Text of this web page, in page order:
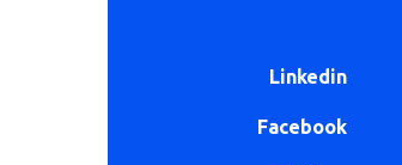
Linkedin
Facebook